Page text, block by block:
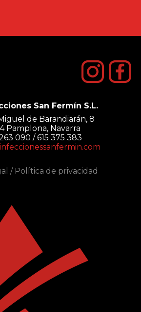
San Fermín S.L.
de Barandiarán, 8
Pamplona, Navarra
090 / 615 375 383
/ Política de privacidad